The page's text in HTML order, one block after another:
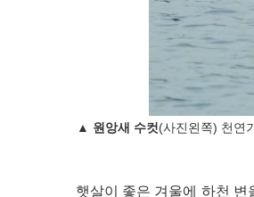
▲ 원앙새 수컷(사진왼쪽) 천연
햇살이 좋은 겨울에 하천